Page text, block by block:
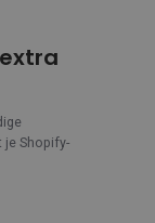
je Shopify-